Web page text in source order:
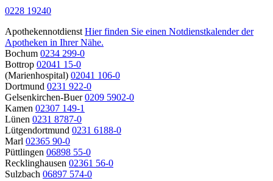
0228 19240
Apothekennotdienst Hier finden Sie einen Notdienstkalender der
Apotheken in Ihrer Nähe.
Bochum 0234 299-0
Bottrop 02041 15-0
(Marienhospital) 02041 106-0
Dortmund 0231 922-0
Gelsenkirchen-Buer 0209 5902-0
Kamen 02307 149-1
Lünen 0231 8787-0
Lütgendortmund 0231 6188-0
Marl 02365 90-0
Püttlingen 06898 55-0
Recklinghausen 02361 56-0
Sulzbach 06897 574-0